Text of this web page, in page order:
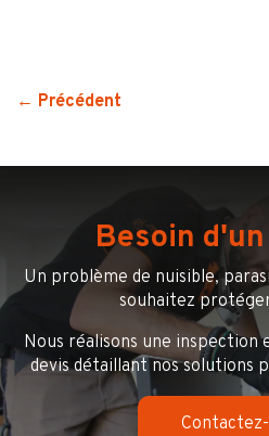
← Précédent
Besoin
Un problème de nuisible,
souhaitez
Nous réalisons une inspection
devis détaillant nos solutions